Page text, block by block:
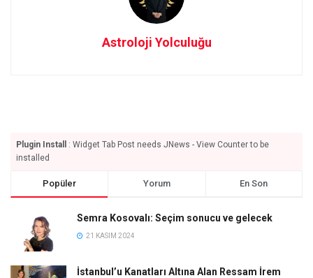
Astroloji Yolculuğu
Plugin Install
: Widget Tab Post needs JNews - View Counter to be
installed
Popüler Yorum En Son
Semra Kosovalı: Seçim sonucu ve gelecek
21 KASIM 2024
İstanbul’u Kanatları Altına Alan Ressam İrem